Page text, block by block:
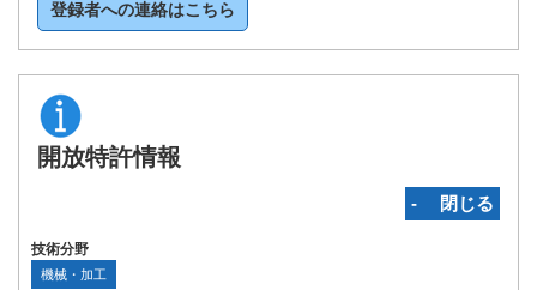
登録者への連絡はこちら
開放特許情報
‐ 閉じる
技術分野
機械・加工